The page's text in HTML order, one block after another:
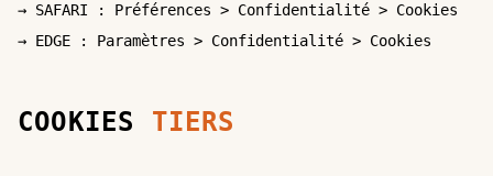
→ SAFARI : Préférences > Confidentialité > Cookies
→ EDGE : Paramètres > Confidentialité > Cookies
COOKIES TIERS